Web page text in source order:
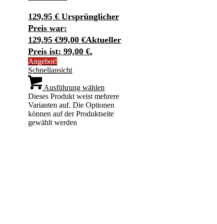
129,95 € Ursprünglicher
Preis war:
129,95 €99,00 €Aktueller
Preis ist: 99,00 €.
Angebot!
Schnellansicht
Ausführung wählen
Dieses Produkt weist mehrere
Varianten auf. Die Optionen
können auf der Produktseite
gewählt werden